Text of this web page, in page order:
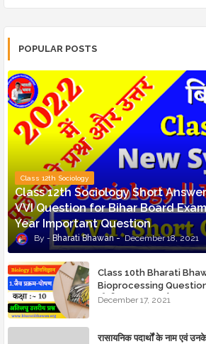
POPULAR POSTS
Class 12th Sociology
Class 12th Sociology Short
VVI Question for Bihar Board
Year Important Question
Bharati Bhawan December 18, 2021
Class 10th Bharati
Bioprocessing
जीवविज्ञान अध्याय 1 जैव प्रक्रम-
December 17, 2021
रासायनिक पदार्थों के नाम एवं